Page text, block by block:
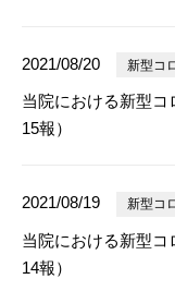
2021/08/20 新型コ
当院における新型
15報）
2021/08/19 新型コ
当院における新型
14報）